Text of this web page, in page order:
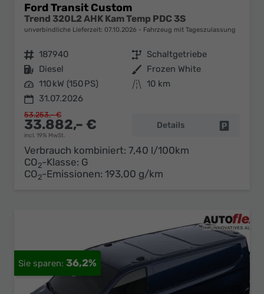
Ford Transit Custom
Trend 320L2 AHK Kam Temp PDC 3S
unverbindliche Lieferzeit: 07.10.2026 Fahrzeug mit Tageszulassung
Fahrzeugnr. 187940 Getriebe Schaltgetriebe
Kraftstoff Diesel Außenfarbe Frozen White
Leistung 110 kW (150 PS) Kilometerstand 10 km
31.07.2026
33.882,– €
incl. 19% MwSt.
53.253,– €
Details
Verbrauch kombiniert: 7,40 l/100km
CO2-Klasse: G
CO2-Emissionen: 193,00 g/km
36,2%